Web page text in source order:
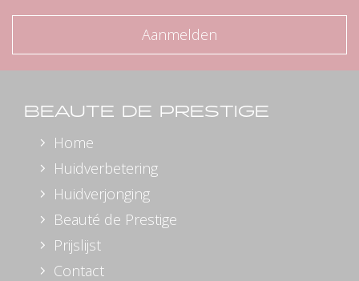
Aanmelden
BEAUTE DE PRESTIGE
Home
Huidverbetering
Huidverjonging
Beauté de Prestige
Prijslijst
Contact